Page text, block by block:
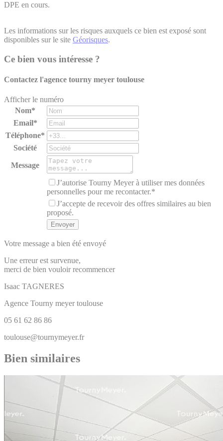
DPE en cours.
Les informations sur les risques auxquels ce bien est exposé sont
disponibles sur le site Géorisques.
Ce bien vous intéresse ?
Contactez l'agence tourny meyer toulouse
Afficher le numéro
Nom*
Email*
Téléphone*
Société
Message
J’autorise Tourny Meyer à utiliser mes données
personnelles pour me recontacter.*
J’accepte de recevoir des offres similaires au bien
proposé.
Votre message a bien été envoyé
Une erreur est survenue,
merci de bien vouloir recommencer
Isaac TAGNERES
Agence Tourny meyer toulouse
05 61 62 86 86
toulouse@tournymeyer.fr
Bien similaires